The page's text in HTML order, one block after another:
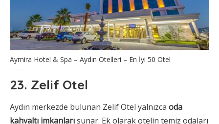
Aymira Hotel & Spa – Aydın Otelleri – En İyi 50 Otel
23. Zelif Otel
Aydın merkezde bulunan Zelif Otel yalnızca oda
kahvaltı imkanlarısunar. Ek olarak otelin temiz odaları